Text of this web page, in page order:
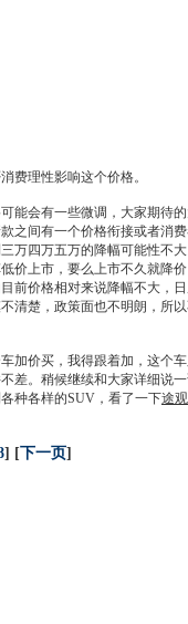
费理性影响这个价格。
会有一些微调，大家期待
之间有一个价格衔接或者消
万四万五万的降幅可能性不
低价上市，要么上市不久就降价
前价格相对来说降幅不大，
清楚，政策面也不明朗，所
价买，我得跟着加，这个
差。稍候继续和大家详细说
种各样的SUV ，看了一下途观
] [下一页]